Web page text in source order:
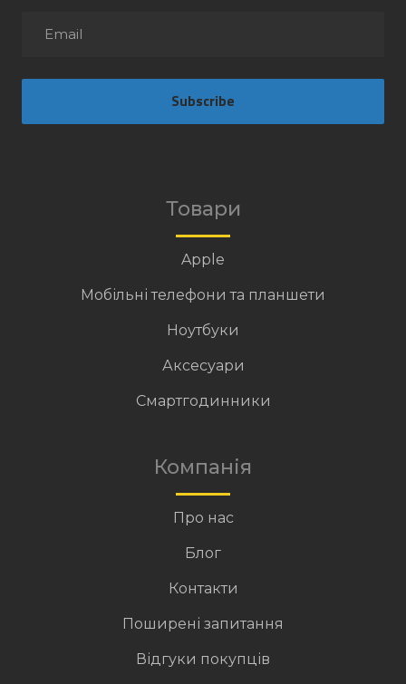
Subscribe
Товари
Apple
Мобільні телефони та планшети
Ноутбуки
Аксесуари
Смартгодинники
Компанія
Про нас
Блог
Контакти
Поширені запитання
Відгуки покупців